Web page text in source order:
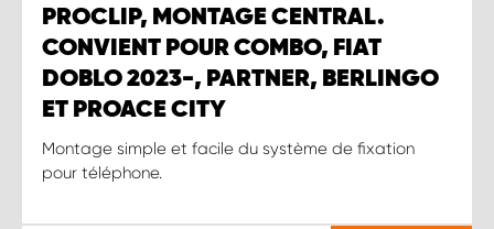
PROCLIP, MONTAGE CENTRAL.
CONVIENT POUR COMBO, FIAT
DOBLO 2023-, PARTNER, BERLINGO
ET PROACE CITY
Montage simple et facile du système de fixation
pour téléphone.